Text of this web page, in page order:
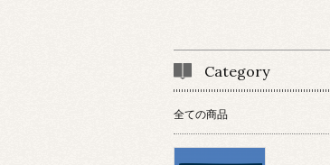
Category
全ての商品